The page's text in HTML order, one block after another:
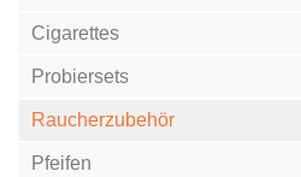
Cigarettes
Probiersets
Raucherzubehör
Pfeifen